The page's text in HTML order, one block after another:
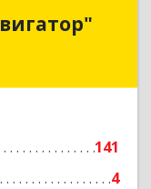
141
4
Домодедово г,